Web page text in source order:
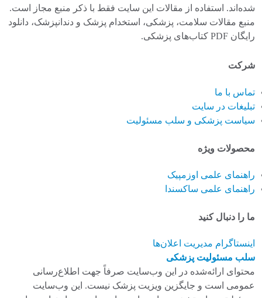
شده‌اند. استفاده از مقالات این سایت فقط با ذکر منبع مجاز است.
منبع مقالات سلامت، پزشکی، استخدام پزشک و دندانپزشک، دانلود
رایگان PDF کتاب‌های پزشکی.
شرکت
تماس با ما
تبلیغات در سایت
سیاست پزشکی و سلب مسئولیت
محصولات ویژه
راهنمای علمی اوزمپیک
راهنمای علمی ساکسندا
ما را دنبال کنید
اینستاگرام مدیریت اعلان‌ها
سلب مسئولیت پزشکی
محتوای ارائه‌شده در این وب‌سایت صرفاً جهت اطلاع‌رسانی
عمومی است و جایگزین ویزیت پزشک نیست. این وب‌سایت